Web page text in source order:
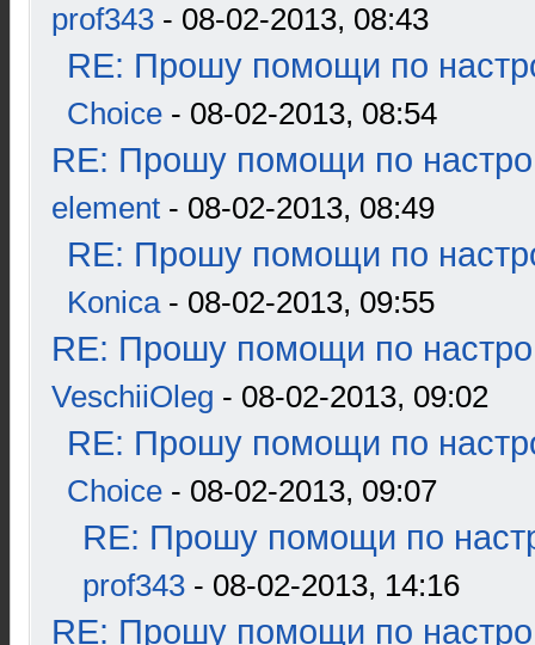
prof343 - 08-02-2013, 08:43
RE: Прошу помощи по
Choice - 08-02-2013, 08:54
RE: Прошу помощи по
element - 08-02-2013, 08:49
RE: Прошу помощи по
Konica- 08-02-2013, 09:55
RE: Прошу помощи по
VeschiiOleg - 08-02-2013, 09:02
RE: Прошу помощи по
Choice - 08-02-2013, 09:07
RE: Прошу помощи по
prof343 - 08-02-2013, 14:16
RE: Прошу помощи по